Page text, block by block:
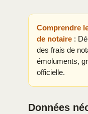
Comprendre
de notaire :
des frais de
émoluments,
officielle.
Données